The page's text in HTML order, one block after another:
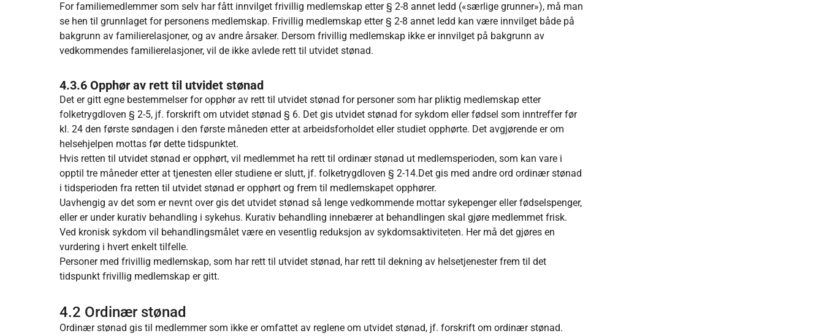
For familiemedlemmer som selv har fått innvilget frivillig medlemskap etter § 2-8 annet ledd («særlige grunner»), må man
se hen til grunnlaget for personens medlemskap. Frivillig medlemskap etter § 2-8 annet ledd kan være innvilget både på
bakgrunn av familierelasjoner, og av andre årsaker. Dersom frivillig medlemskap ikke er innvilget på bakgrunn av
vedkommendes familierelasjoner, vil de ikke avlede rett til utvidet stønad.
4.3.6 Opphør av rett til utvidet stønad
Det er gitt egne bestemmelser for opphør av rett til utvidet stønad for personer som har pliktig medlemskap etter
folketrygdloven § 2-5, jf. forskrift om utvidet stønad § 6. Det gis utvidet stønad for sykdom eller fødsel som inntreffer før
kl. 24 den første søndagen i den første måneden etter at arbeidsforholdet eller studiet opphørte. Det avgjørende er om
helsehjelpen mottas før dette tidspunktet.
Hvis retten til utvidet stønad er opphørt, vil medlemmet ha rett til ordinær stønad ut medlemsperioden, som kan vare i
opptil tre måneder etter at tjenesten eller studiene er slutt, jf. folketrygdloven § 2‑14.Det gis med andre ord ordinær stønad
i tidsperioden fra retten til utvidet stønad er opphørt og frem til medlemskapet opphører.
Uavhengig av det som er nevnt over gis det utvidet stønad så lenge vedkommende mottar sykepenger eller fødselspenger,
eller er under kurativ behandling i sykehus. Kurativ behandling innebærer at behandlingen skal gjøre medlemmet frisk.
Ved kronisk sykdom vil behandlingsmålet være en vesentlig reduksjon av sykdomsaktiviteten. Her må det gjøres en
vurdering i hvert enkelt tilfelle.
Personer med frivillig medlemskap, som har rett til utvidet stønad, har rett til dekning av helsetjenester frem til det
tidspunkt frivillig medlemskap er gitt.
4.2 Ordinær stønad
Ordinær stønad gis til medlemmer som ikke er omfattet av reglene om utvidet stønad, jf. forskrift om ordinær stønad.